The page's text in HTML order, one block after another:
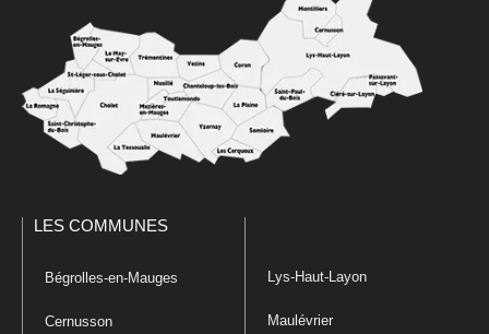
LES COMMUNES
Bégrolles-en-Mauges
Cernusson
Lys-Haut-Layon
Maulévrier